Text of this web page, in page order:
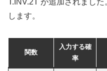
します。
関数
入力する確
率